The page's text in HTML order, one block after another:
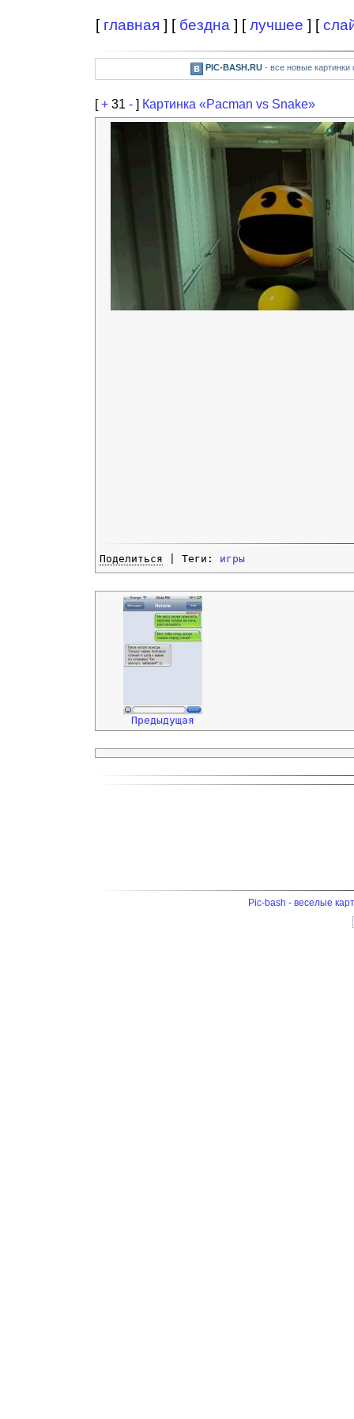
[ главная ] [ бездна ] [лучшее ] [
PIC-BASH.RU- все новые картинки
[+ 31 - ] Картинка «Pacman vs Snake»
Поделиться | Теги: игры
Предыдущая
Pic-bash - веселые